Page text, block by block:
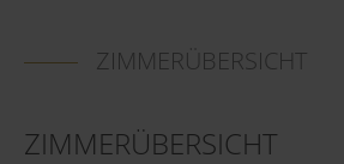
ZIMMERÜBERSICHT
ZIMMERÜBERSICHT